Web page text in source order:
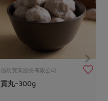
信功實業股份有限公司
貢丸-300g